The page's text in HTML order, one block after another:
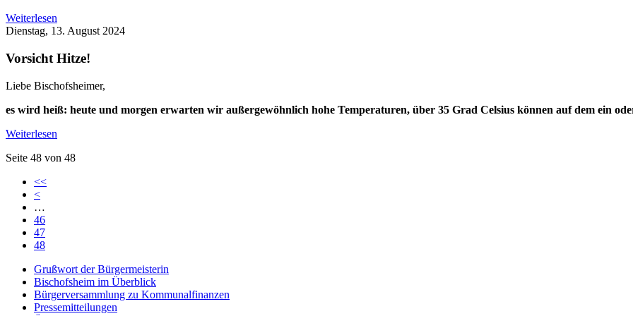
Weiterlesen
Dienstag, 13. August 2024
Vorsicht Hitze!
Liebe Bischofsheimer,
es wird heiß: heute und morgen erwarten wir außergewöhnlich hohe Temperaturen, über 35 Grad Celsius können auf dem ein
Weiterlesen
Seite 48 von 48
<<
<
…
46
47
48
Grußwort der Bürgermeisterin
Bischofsheim im Überblick
Bürgerversammlung zu Kommunalfinanzen
Pressemitteilungen